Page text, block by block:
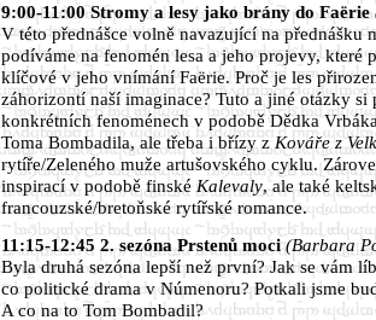
9:00-11:00 Stromy a lesy jako brány do Faërie
V této přednášce volně navazující na přednášku
podíváme na fenomén lesa a jeho projevy, které
klíčové v jeho vnímání Faërie. Proč je les
záhorizontí naší imaginace? Tuto a jiné otázky si
konkrétních fenoménech v podobě Dědka
Toma Bombadila, ale třeba i břízy zKováře z
rytíře/Zeleného muže artušovského cyklu.
inspirací v podobě finskéKalevaly, ale také
francouzské/bretoňské rytířské romance.
11:15-12:45 2. sezóna Prstenů moci (Barbara
Byla druhá sezóna lepší než první? Jak se vám
co politické drama v Númenoru? Potkali jsme
A co na to Tom Bombadil?